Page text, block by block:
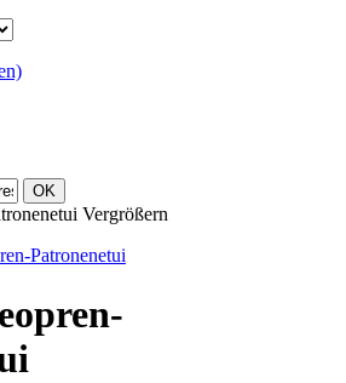
OK
Vergrößern